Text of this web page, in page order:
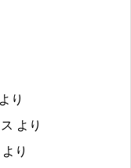
より
より
より